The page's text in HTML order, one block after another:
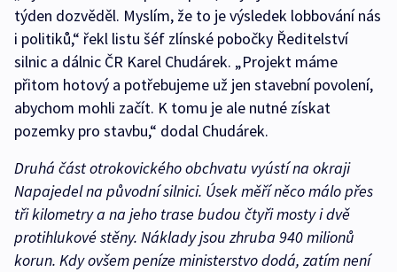
týden dozvěděl. Myslím, že to je výsledek lobbování nás
i politiků,“ řekl listu šéf zlínské pobočky Ředitelství
silnic a dálnic ČR Karel Chudárek. „Projekt máme
přitom hotový a potřebujeme už jen stavební povolení,
abychom mohli začít. K tomu je ale nutné získat
pozemky pro stavbu,“ dodal Chudárek.
Druhá část otrokovického obchvatu vyústí na okraji
Napajedel na původní silnici. Úsek měří něco málo přes
tři kilometry a na jeho trase budou čtyři mosty i dvě
protihlukové stěny. Náklady jsou zhruba 940 milionů
korun. Kdy ovšem peníze ministerstvo dodá, zatím není